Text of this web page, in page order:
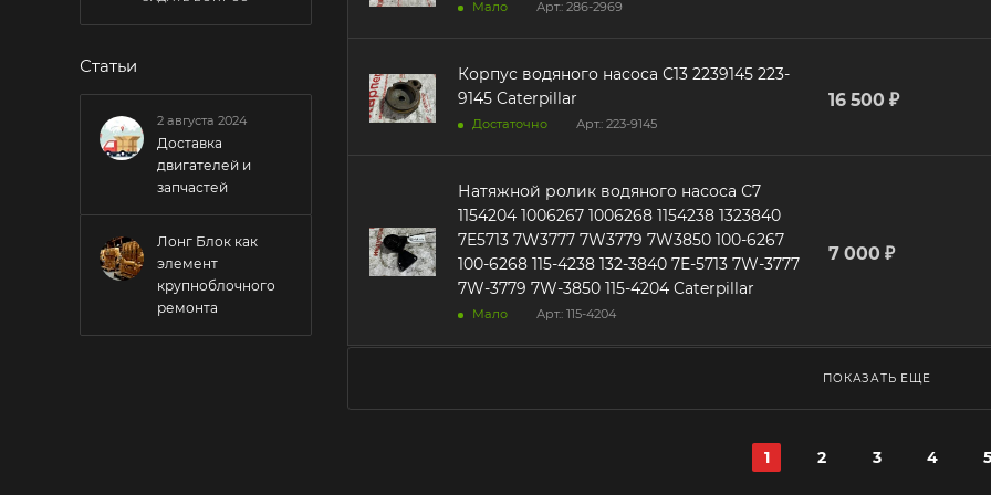
Мало Арт.: 286-2969
Корпус водяного насоса С13 2239145 223-
9145 Caterpillar
Достаточно Арт.: 223-9145
16 500 ₽
Натяжной ролик водяного насоса С7
1154204 1006267 1006268 1154238 1323840
7E5713 7W3777 7W3779 7W3850 100-6267
100-6268 115-4238 132-3840 7E-5713 7W-3777
7W-3779 7W-3850 115-4204 Caterpillar
Мало Арт.: 115-4204
7 000 ₽
ПОКАЗАТЬ ЕЩЕ
1 2 3 4 5
Статьи
2 августа 2024
Доставка
двигателей и
запчастей
Лонг Блок как
элемент
крупноблочного
ремонта